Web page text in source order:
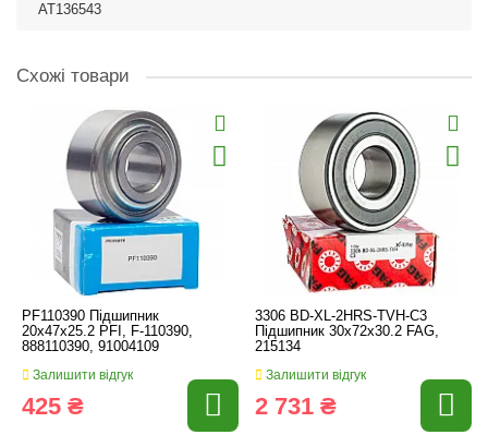
AT136543
Схожі товари
PF110390 Підшипник
20x47x25.2 PFI, F-110390,
888110390, 91004109
Залишити відгук
425 ₴
3306 BD-XL-2HRS-TVH-C3
Підшипник 30x72x30.2 FAG,
215134
Залишити відгук
2 731 ₴